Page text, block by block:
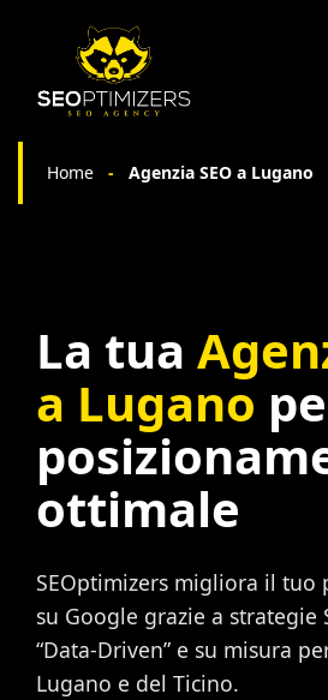
contenuto
Home - Agenzia SEO a Lugano
La tua
a Lugano
ottimale
SEOptimizers migliora il tuo
su Google grazie a strategie
“Data-Driven” e su misura
Lugano e del Ticino.